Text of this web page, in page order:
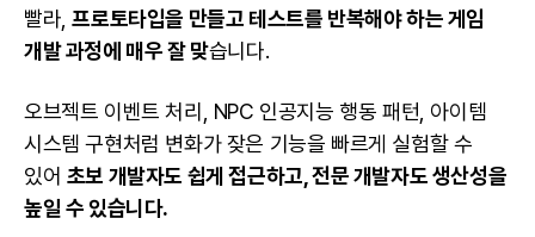
빨라,프로토타입을 만들고 테스트를 반복해야 하는 게임
개발 과정에 매우 잘 맞습니다.
오브젝트 이벤트 처리, NPC 인공지능 행동 패턴, 아이템
시스템 구현처럼 변화가 잦은 기능을 빠르게 실험할 수
있어 초보 개발자도 쉽게 접근하고, 전문 개발자도 생산성을
높일 수 있습니다.